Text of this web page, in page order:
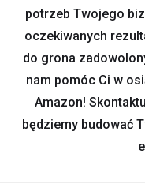
potrzeb Twojego
oczekiwanych
do grona
nam pomóc Ci w
Amazon!
będziemy budować